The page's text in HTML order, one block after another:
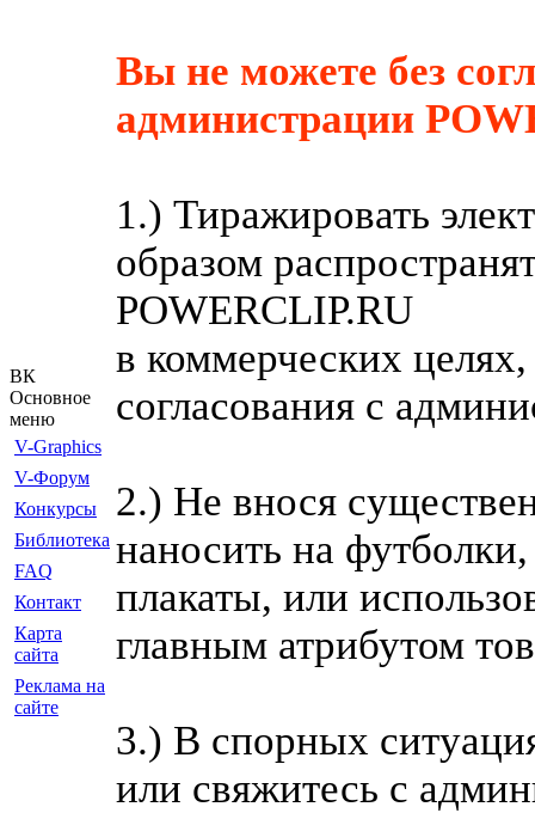
ВК
Основное
меню
V-Graphics
V-Форум
Конкурсы
Библиотека
FAQ
Контакт
Карта
сайта
Реклама на
сайте
Вы не можете без
администрации
1.) Тиражировать
образом
POWERCLIP.RU
в коммерческих
согласования с
2.) Не внося
наносить на
плакаты, или
главным атрибутом
3.) В спорных
или свяжитесь с